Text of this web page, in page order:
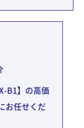
B1】の高価
お任せくだ